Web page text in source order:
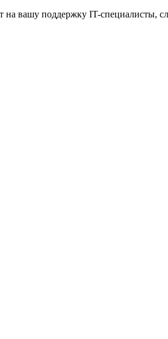
на вашу поддержку IT-специалисты,